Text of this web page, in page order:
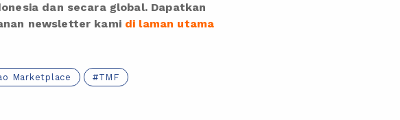
dan secara global. Dapatkan
newsletter kami di laman utama
Marketplace TMF